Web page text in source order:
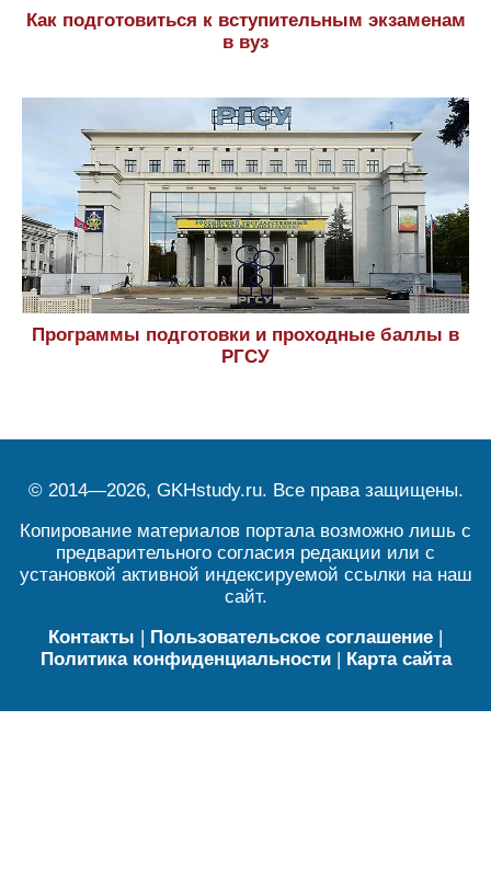
Как подготовиться к вступительным экзаменам
в вуз
Программы подготовки и проходные баллы в
РГСУ
© 2014—2026, GKHstudy.ru. Все права защищены.
Копирование материалов портала возможно лишь с
предварительного согласия редакции или с
установкой активной индексируемой ссылки на наш
сайт.
Контакты | Пользовательское соглашение |
Политика конфиденциальности| Карта сайта